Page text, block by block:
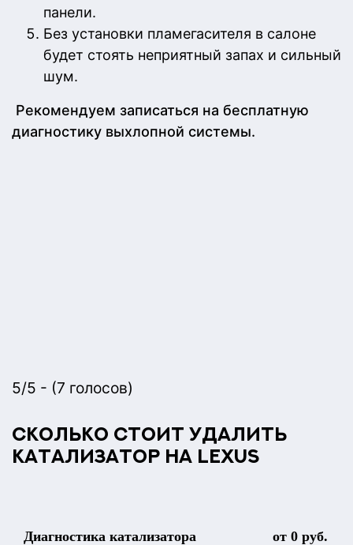
панели.
Без установки пламегасителя в салоне
будет стоять неприятный запах и сильный
шум.
Рекомендуем записаться на бесплатную
диагностику выхлопной системы.
5/5 - (7 голосов)
Сколько стоит удалить
катализатор на Lexus
Диагностика катализатора от 0 руб.